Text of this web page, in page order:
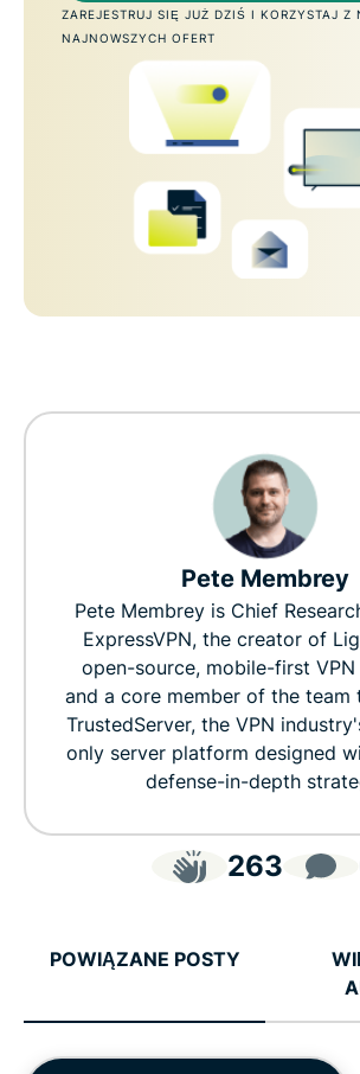
ZAREJESTRUJ SIĘ JUŻ DZIŚ I KORZYSTAJ Z
NAJNOWSZYCH OFERT
Pete Membrey
Pete Membrey is Chief
ExpressVPN, the creator of
open-source, mobile-first
and a core member of the team
TrustedServer, the VPN
only server platform designed
defense-in-depth
263
POWIĄZANE POSTY